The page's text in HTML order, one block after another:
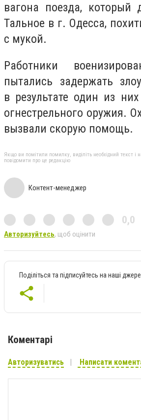
вагона поезда, который
Тальное в г. Одесса,
с мукой.
Работники
пытались задержать
в результате один из
огнестрельного оружия.
вызвали скорую помощь.
Якщо ви помітили помилку, виділіть необхідний текст і
повідомити про це редакцію
Контент-менеджер
0,0
Авторизуйтесь, щоб оцінити
Поділіться та підписуйтесь на наші
Коментарі
Авторизуватись Написати